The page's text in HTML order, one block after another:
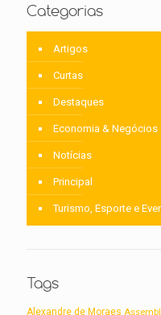
Categorias
Artigos
Curtas
Destaques
Economia & Negócios
Notícias
Principal
Turismo, Esporte e
Tags
Alexandre de Moraes